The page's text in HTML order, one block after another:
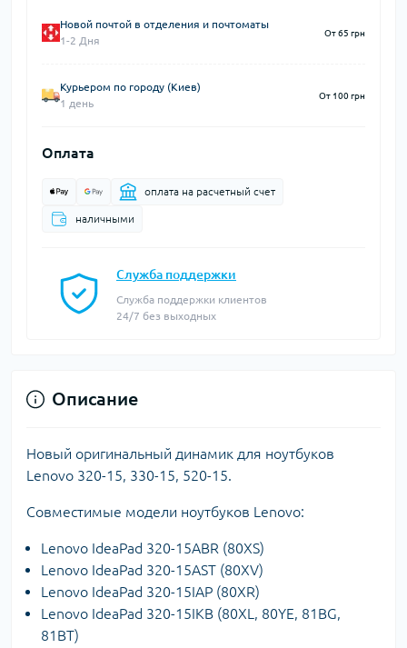
Новой почтой в отделения и почтоматы
1-2 Дня
От 65 грн
Курьером по городу (Киев)
1 день
От 100 грн
Оплата
оплата на расчетный счет
наличными
Служба поддержки
Служба поддержки клиентов
24/7 без выходных
Описание
Новый оригинальный динамик для ноутбуков
Lenovo 320-15, 330-15, 520-15.
Совместимые модели ноутбуков Lenovo:
Lenovo IdeaPad 320-15ABR (80XS)
Lenovo IdeaPad 320-15AST (80XV)
Lenovo IdeaPad 320-15IAP (80XR)
Lenovo IdeaPad 320-15IKB (80XL, 80YE, 81BG,
81BT)